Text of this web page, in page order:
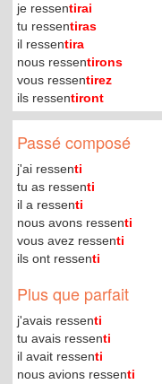
je ressentirai
tu ressentiras
il ressentira
nous ressentirons
vous ressentirez
ils ressentiront
Passé composé
j'ai ressenti
tu as ressenti
il a ressenti
nous avons ressenti
vous avez ressenti
ils ont ressenti
Plus que parfait
j'avais ressenti
tu avais ressenti
il avait ressenti
nous avions ressenti